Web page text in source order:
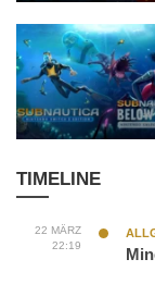
TIMELINE
22 MÄRZ
22:19